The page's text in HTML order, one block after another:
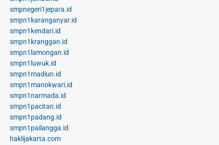
smpnegeri1jepara.id
smpn1karanganyar.id
smpn1kendari.id
smpn1kranggan.id
smpn1lamongan.id
smpn1luwuk.id
smpn1madiun.id
smpn1manokwari.id
smpn1narmada.id
smpn1pacitan.id
smpn1padang.id
smpn1pailangga.id
haklijakarta.com